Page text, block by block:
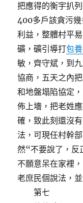
把應得的衡宇扒
400多戶該貪污
利益，整體村平
礦，礦引導打包
敏，齊守斌，到
協商，五天之內
和地盤塌陷協定
佈上墻，把老姓
確，致此刻還沒
法，可現任村幹
然“不要說了，反
不願意呆在家裡
老庶民個說法，
第七